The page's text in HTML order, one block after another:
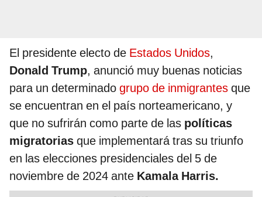
El presidente electo de Estados Unidos,
Donald Trump, anunció muy buenas noticias
para un determinado grupo de inmigrantes que
se encuentran en el país norteamericano, y
que no sufrirán como parte de las políticas
migratorias que implementará tras su triunfo
en las elecciones presidenciales del 5 de
noviembre de 2024 ante Kamala Harris.